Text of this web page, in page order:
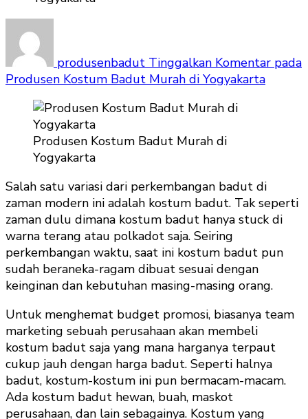
produsenbadut Tinggalkan Komentar pada
Produsen Kostum Badut Murah di Yogyakarta
Produsen Kostum Badut Murah di
Yogyakarta
Salah satu variasi dari perkembangan badut di
zaman modern ini adalah kostum badut. Tak seperti
zaman dulu dimana kostum badut hanya stuck di
warna terang atau polkadot saja. Seiring
perkembangan waktu, saat ini kostum badut pun
sudah beraneka-ragam dibuat sesuai dengan
keinginan dan kebutuhan masing-masing orang.
Untuk menghemat budget promosi, biasanya team
marketing sebuah perusahaan akan membeli
kostum badut saja yang mana harganya terpaut
cukup jauh dengan harga badut. Seperti halnya
badut, kostum-kostum ini pun bermacam-macam.
Ada kostum badut hewan, buah, maskot
perusahaan, dan lain sebagainya. Kostum yang